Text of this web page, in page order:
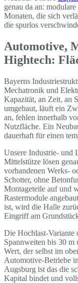
genau da an:
Monaten, die sich
die spurlos
Automotive,
Hightech:
Bayerns
Mechatronik und
Kapazität, an Zeit, an
umgebaut, läuft ein
an, fehlen innerhalb
Nutzfläche. Ein
dauerhaft für einen
Unsere Industrie- und
Mittelstütze lösen
vorhandenen Werks-
Schotter, ohne
Montageteile auf und
Rastermodule
ist, wird die Halle
Eingriff am
Die Hochlast-Variante
Spannweiten bis 30 m
Wert, der selbst im
Automotive-Betriebe
Augsburg ist das die
Kapital bindet und